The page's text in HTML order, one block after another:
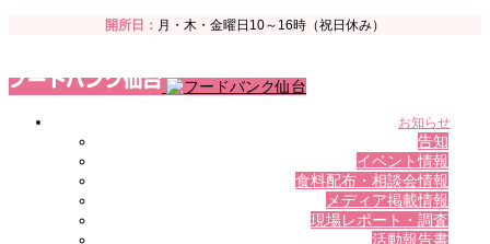
開所日： 月・木・金曜日10～16時（祝日休み）
お知らせ
告知
イベント情報
食料配布・相談会情報
メディア掲載情報
現場レポート・調査
活動報告書